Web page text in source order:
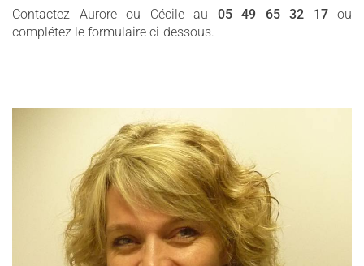
Contactez Aurore ou Cécile au 05 49 65 32 17ou
complétez le formulaire ci-dessous.